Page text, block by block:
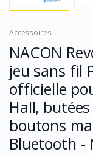
Accessoires
NACON
jeu sans fil
officielle
Hall,
boutons
Bluetooth -